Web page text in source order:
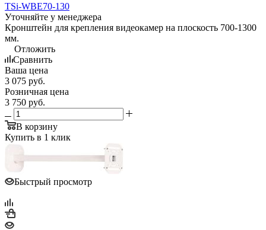
TSi-WBE70-130
Уточняйте у менеджера
Кронштейн для крепления видеокамер на плоскость 700-1300
мм.
Отложить
Сравнить
Ваша цена
3 075 руб.
Розничная цена
3 750 руб.
В корзину
Купить в 1 клик
Быстрый просмотр